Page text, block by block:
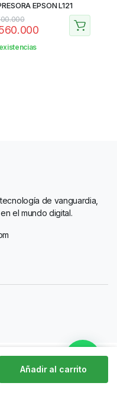
Añadir al carrito
EPSON L121
de vanguardia,
el mundo digital.
Studio
De Deseos